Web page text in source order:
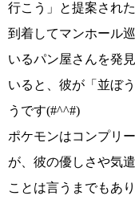
行こう」
と提案され
到着してマンホール
いるパン屋さんを発見
いると、彼が 「並ぼう
うです(#^^#)
ポケモンはコンプリ
が、 彼の優しさや気
ことは言うまでもあ